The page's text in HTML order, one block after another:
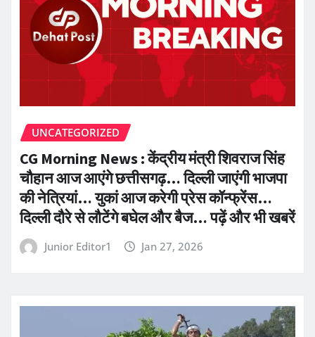
UNCATEGORIZED
CG Morning News : केंद्रीय मंत्री शिवराज सिंह
चौहान आज आएंगे छत्तीसगढ़… दिल्ली जाएंगी भाजपा
की नेत्रियां… युकां आज करेगी प्रेस कॉन्फ्रेंस…
दिल्ली दौरे से लौटेंगे बघेल और बैज… पढ़ें और भी खबरें
Junior Editor1 Jan 27, 2026